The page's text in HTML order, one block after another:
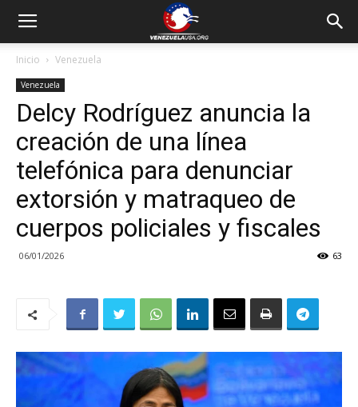
Inicio Venezuela
Venezuela
Delcy Rodríguez anuncia la
creación de una línea
telefónica para denunciar
extorsión y matraqueo de
cuerpos policiales y fiscales
06/01/2026 63